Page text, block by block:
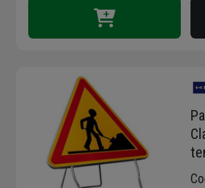
itinéraire de substitution
panneaux Kelias sont conçus pour
film rétroréfléchissant
une sécurité maximale pour vos
pour les conducteurs. Assurez la
et la sécurité de tous vos chantiers
équipez-vous avec la gamme de
temporaire Kelias disponible chez